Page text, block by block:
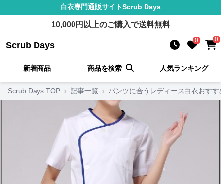
白衣専門通販サイトScrub Days
10,000円以上のご購入で送料無料
Scrub Days 0 0
新着商品 商品を検索 人気ランキング
Scrub Days TOP › 記事一覧 › パンツに合うレディース白衣おす